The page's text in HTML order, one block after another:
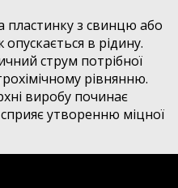
пластинку з свинцю або
опускається в рідину.
струм потрібної
рівнянню.
виробу починає
утворенню міцної